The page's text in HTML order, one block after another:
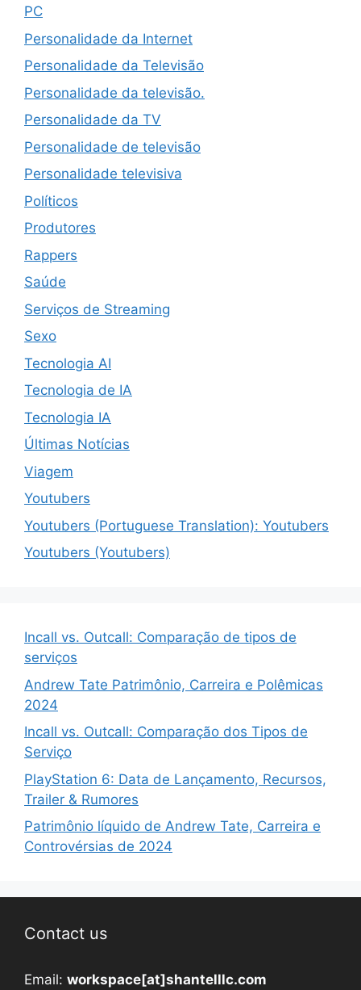
PC
Personalidade da Internet
Personalidade da Televisão
Personalidade da televisão.
Personalidade da TV
Personalidade de televisão
Personalidade televisiva
Políticos
Produtores
Rappers
Saúde
Serviços de Streaming
Sexo
Tecnologia AI
Tecnologia de IA
Tecnologia IA
Últimas Notícias
Viagem
Youtubers
Youtubers (Portuguese Translation): Youtubers
Youtubers (Youtubers)
Incall vs. Outcall: Comparação de tipos de
serviços
Andrew Tate Patrimônio, Carreira e Polêmicas
2024
Incall vs. Outcall: Comparação dos Tipos de
Serviço
PlayStation 6: Data de Lançamento, Recursos,
Trailer & Rumores
Patrimônio líquido de Andrew Tate, Carreira e
Controvérsias de 2024
Contact us
Email: workspace[at]shantelllc.com